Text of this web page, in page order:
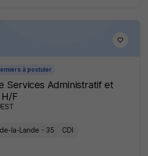
à postuler
Services Administratif et
F
la-Lande - 35 CDI